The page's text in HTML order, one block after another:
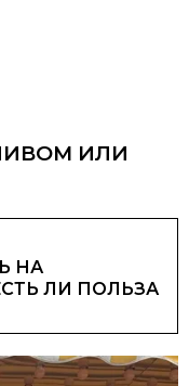
ИЛИ
НА
ЛИ ПОЛЬЗА